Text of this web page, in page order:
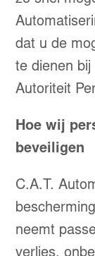
dat u de
te dienen
Autoriteit
Hoe wij
beveiligen
C.A.T.
neemt
verlies,